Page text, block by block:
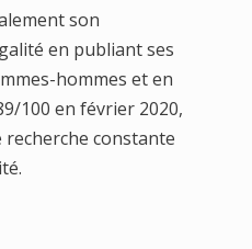
son
en publiant ses
hommes et en
100 en février 2020,
constante